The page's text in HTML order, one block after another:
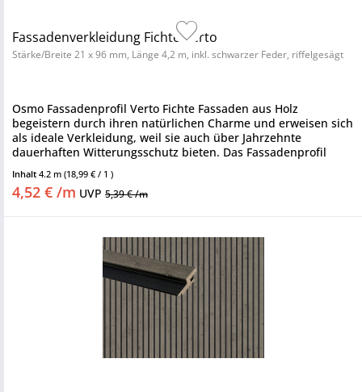
Fassadenverkleidung Fichte Verto
Stärke/Breite 21 x 96 mm, Länge 4,2 m, inkl. schwarzer Feder, riffelgesägt
Osmo Fassadenprofil Verto Fichte Fassaden aus Holz
begeistern durch ihren natürlichen Charme und erweisen sich
als ideale Verkleidung, weil sie auch über Jahrzehnte
dauerhaften Witterungsschutz bieten. Das Fassadenprofil
Inhalt 4.2 m (18,99 € / 1 )
4,52 € /m UVP 5,39 € /m